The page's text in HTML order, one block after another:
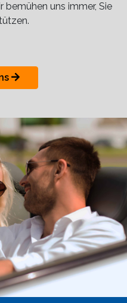
bemühen uns immer, Sie